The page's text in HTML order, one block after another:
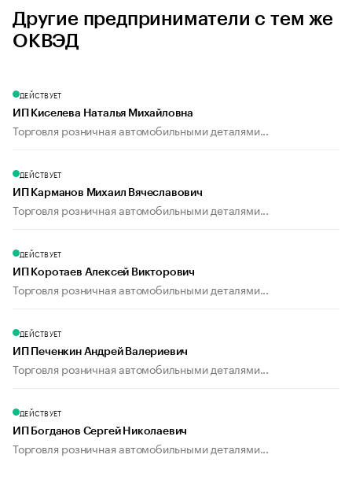
Другие предприниматели с тем же
ОКВЭД
ДЕЙСТВУЕТ
ИП Киселева Наталья Михайловна
Торговля розничная автомобильными деталями...
ДЕЙСТВУЕТ
ИП Карманов Михаил Вячеславович
Торговля розничная автомобильными деталями...
ДЕЙСТВУЕТ
ИП Коротаев Алексей Викторович
Торговля розничная автомобильными деталями...
ДЕЙСТВУЕТ
ИП Печенкин Андрей Валериевич
Торговля розничная автомобильными деталями...
ДЕЙСТВУЕТ
ИП Богданов Сергей Николаевич
Торговля розничная автомобильными деталями...